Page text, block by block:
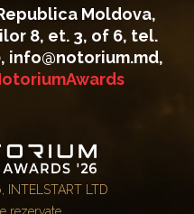
Republica Moldova,
8, et. 3, of 6, tel.
info@notorium.md,
LTD